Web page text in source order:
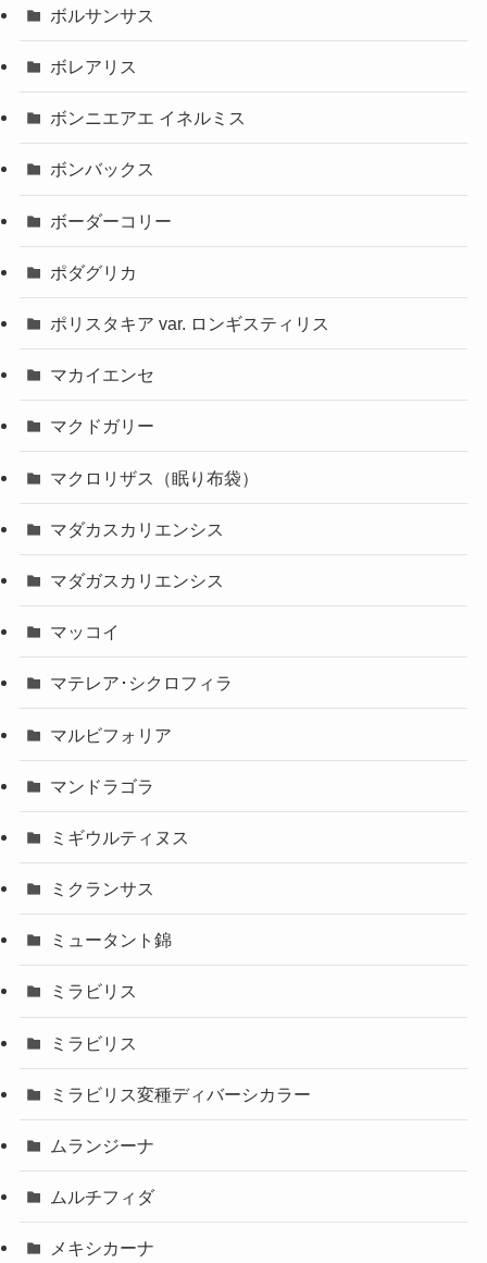
ボルサンサス
ボレアリス
ボンニエアエ イネルミス
ボンバックス
ボーダーコリー
ポダグリカ
ポリスタキア var. ロンギスティリス
マカイエンセ
マクドガリー
マクロリザス（眠り布袋）
マダカスカリエンシス
マダガスカリエンシス
マッコイ
マテレア･シクロフィラ
マルビフォリア
マンドラゴラ
ミギウルティヌス
ミクランサス
ミュータント錦
ミラビリス
ミラビリス
ミラビリス変種ディバーシカラー
ムランジーナ
ムルチフィダ
メキシカーナ